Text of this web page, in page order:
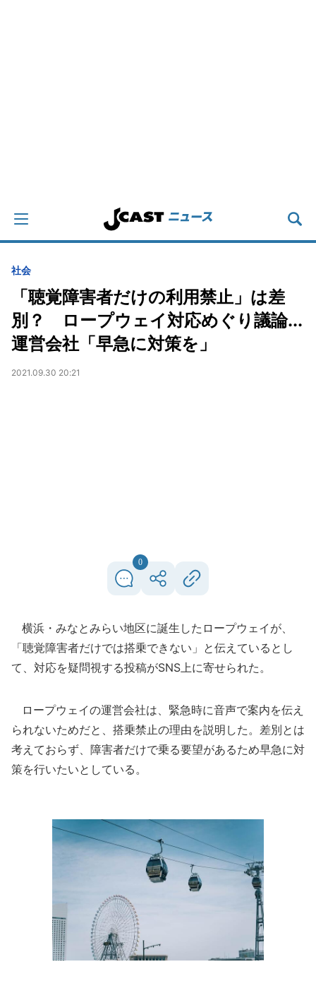
社会
「聴覚障害者だけの利用禁止」は差
別？ ロープウェイ対応めぐり議論...
運営会社「早急に対策を」
2021.09.30 20:21
0
横浜・みなとみらい地区に誕生したロープウェイが、
「聴覚障害者だけでは搭乗できない」と伝えているとし
て、対応を疑問視する投稿がSNS上に寄せられた。
ロープウェイの運営会社は、緊急時に音声で案内を伝え
られないためだと、搭乗禁止の理由を説明した。差別とは
考えておらず、障害者だけで乗る要望があるため早急に対
策を行いたいとしている。